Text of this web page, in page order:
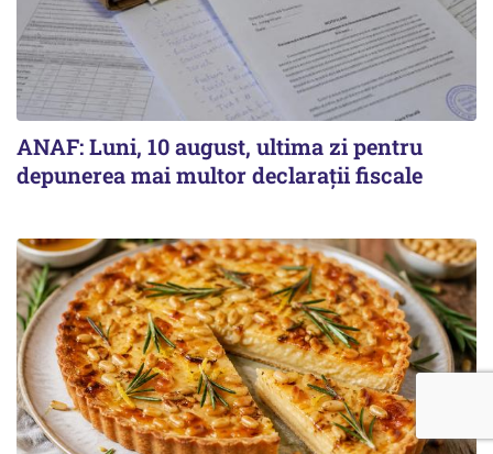
ANAF: Luni, 10 august, ultima zi pentru
depunerea mai multor declarații fiscale